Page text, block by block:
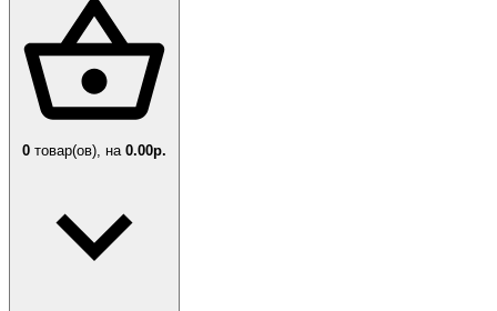
0 товар(ов), на 0.00р.